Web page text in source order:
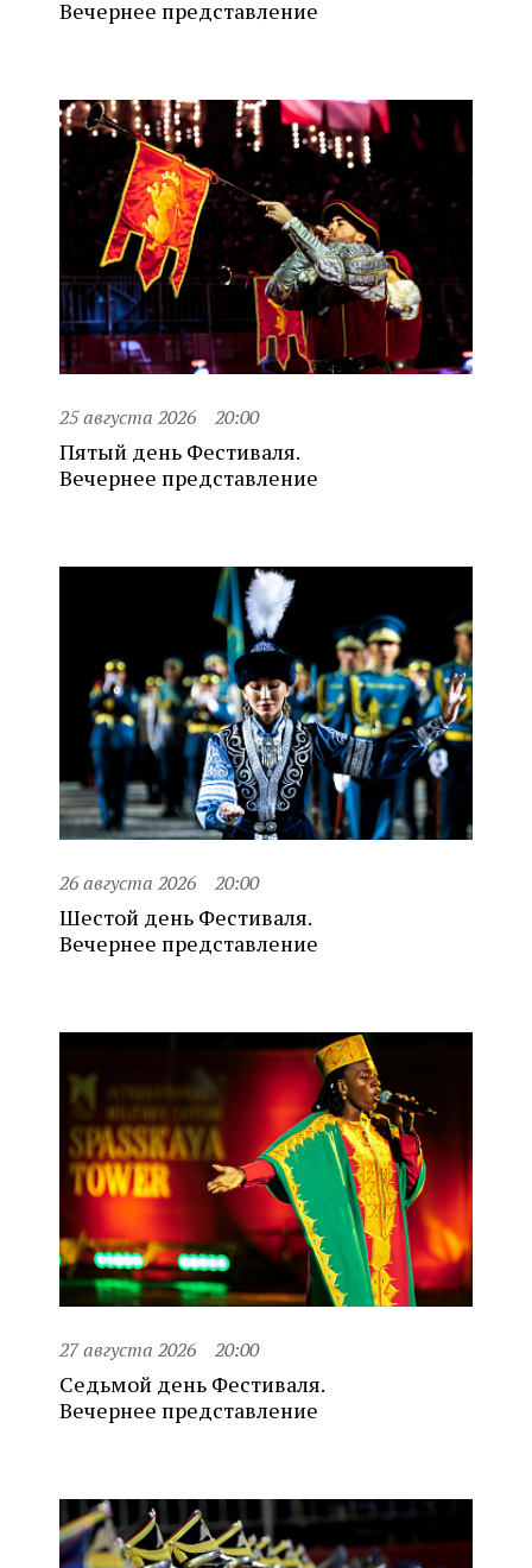
Вечернее представление
25 августа 2026 20:00
Пятый день Фестиваля.
Вечернее представление
26 августа 2026 20:00
Шестой день Фестиваля.
Вечернее представление
27 августа 2026 20:00
Седьмой день Фестиваля.
Вечернее представление